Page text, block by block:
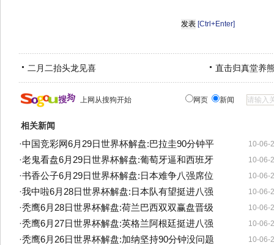
[Ctrl+Enter]
二月二抬头龙见喜 直击归真堂养
上网从搜狗开始 网页 新闻
相关新闻
10-06-
·中国竞彩网6月29日世界杯解盘:巴拉圭90分钟平
10-06-
·老鬼看盘6月29日世界杯解盘:葡萄牙逼和西班牙
10-06-
·书香公子6月29日世界杯解盘:日本难争八强席位
10-06-
·我中啦6月28日世界杯解盘:日本队有望挺进八强
10-06-
·秃鹰6月28日世界杯解盘:荷兰巴西双双赢盘晋级
10-06-
·秃鹰6月27日世界杯解盘:英格兰阿根廷挺进八强
10-06-
·秃鹰6月26日世界杯解盘:加纳坚持90分钟没问题